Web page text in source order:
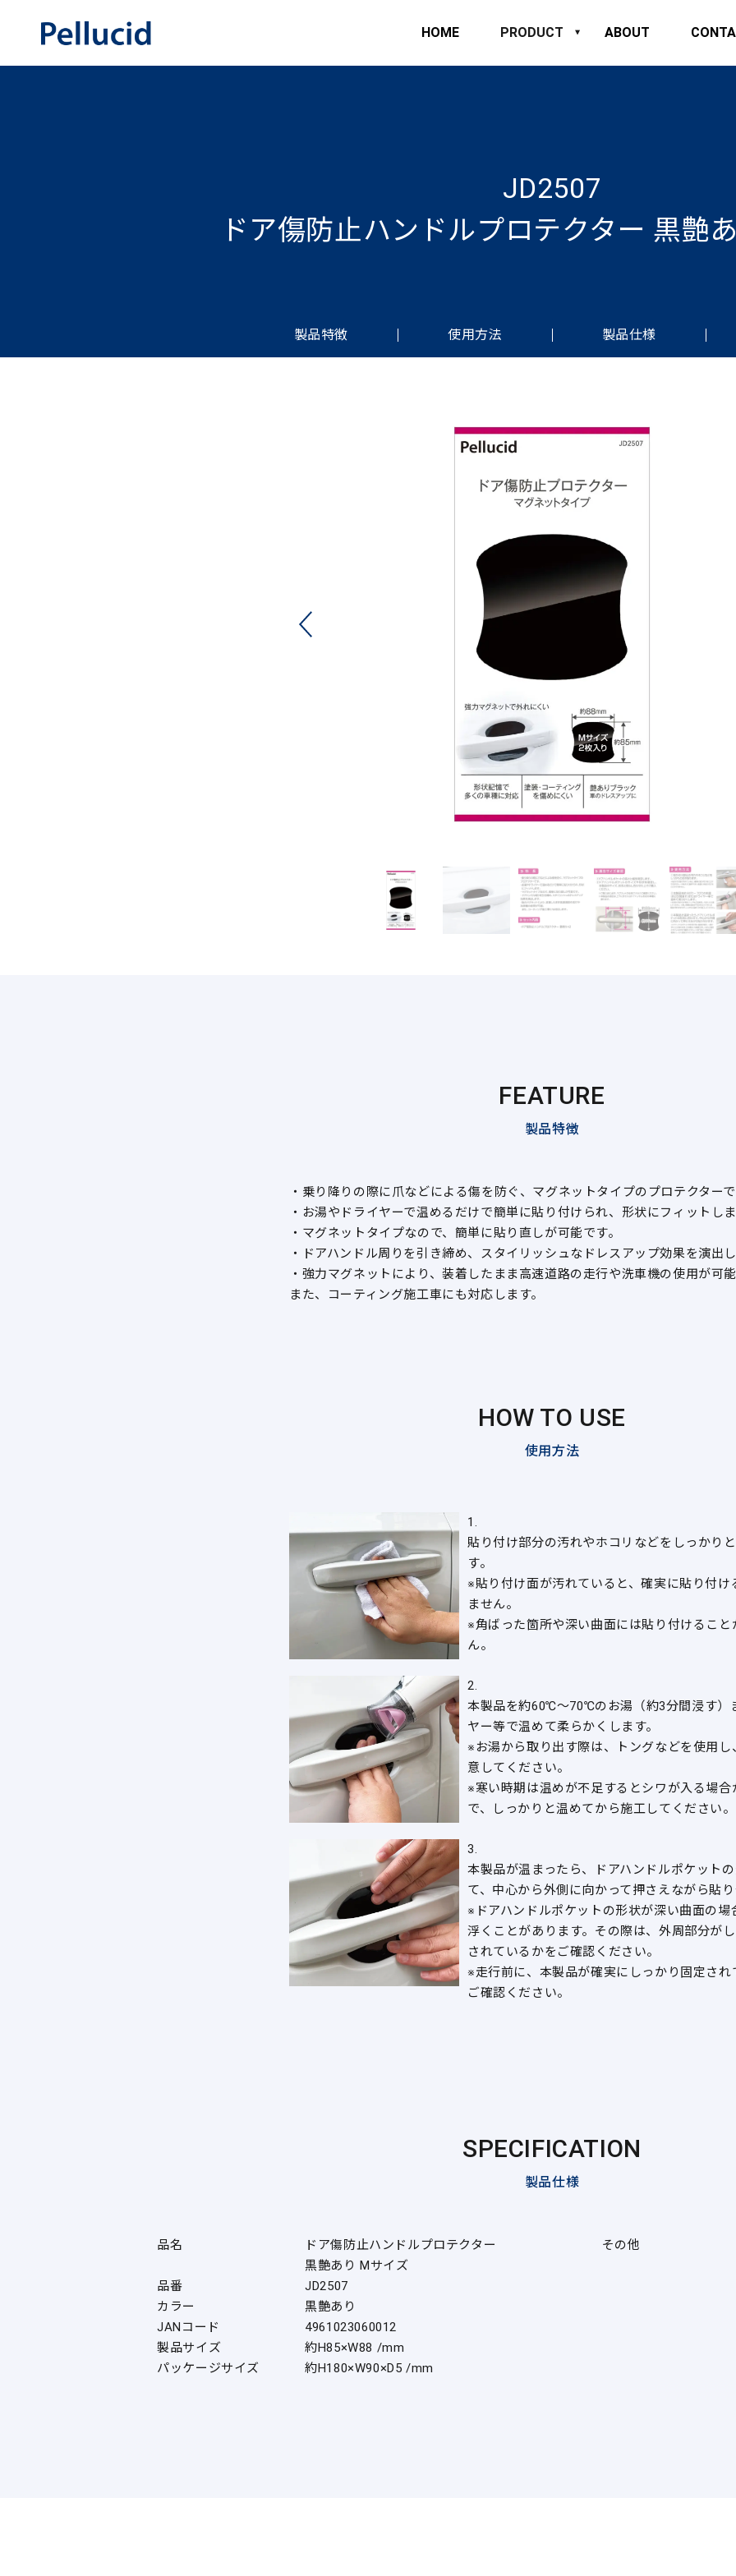
HOME PRODUCT ABOUT
JD2507
ドア傷防止ハンドルプロテクター 黒艶
製品特徴 使用方法 製品仕様
FEATURE
製品特徴
・乗り降りの際に爪などによる傷を防ぐ、マグネットタイプのプロテクターで
・お湯やドライヤーで温めるだけで簡単に貼り付けられ、形状にフィットしま
・マグネットタイプなので、簡単に貼り直しが可能です。
・ドアハンドル周りを引き締め、スタイリッシュなドレスアップ効果を演出し
・強力マグネットにより、装着したまま高速道路の走行や洗車機の使用が可能
また、コーティング施工車にも対応します。
HOW TO USE
使用方法
1.
貼り付け部分の汚れやホコリなどをしっかり
す。
※貼り付け面が汚れていると、確実に貼り付け
ません。
※角ばった箇所や深い曲面には貼り付けること
ん。
2.
本製品を約60℃～70℃のお湯（約3分間浸す）
ヤー等で温めて柔らかくします。
※お湯から取り出す際は、トングなどを使用し
意してください。
※寒い時期は温めが不足するとシワが入る場合
で、しっかりと温めてから施工してください。
3.
本製品が温まったら、ドアハンドルポケット
て、中心から外側に向かって押さえながら貼り
※ドアハンドルポケットの形状が深い曲面の場
浮くことがあります。その際は、外周部分が
されているかをご確認ください。
※走行前に、本製品が確実にしっかり固定され
ご確認ください。
SPECIFICATION
製品仕様
品名
ドア傷防止ハンドルプロテクター
黒艶あり Mサイズ
品番
JD2507
カラー
黒艶あり
JANコード
4961023060012
製品サイズ
約H85×W88 /mm
パッケージサイズ
約H180×W90×D5 /mm
その他